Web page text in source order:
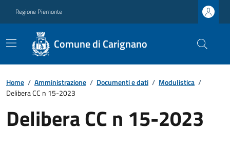
Regione Piemonte
Comune di Carignano
Home / Amministrazione / Documenti e dati / Modulistica /
Delibera CC n 15-2023
Delibera CC n 15-2023